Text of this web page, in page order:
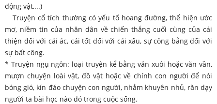
động vật,...)
Truyện cổ tích thường có yếu tố hoang đường, thể hiện ước
mơ, niềm tin của nhân dân về chiến thắng cuối cùng của cái
thiện đối với cái ác, cái tốt đối với cái xấu, sự công bằng đối với
sự bất công.
* Truyện ngụ ngôn: loại truyện kể bằng văn xuôi hoặc văn vần,
mượn chuyện loài vật, đồ vật hoặc về chính con người để nói
bóng gió, kín đáo chuyện con người, nhằm khuyên nhủ, răn dạy
người ta bài học nào đó trong cuộc sống.